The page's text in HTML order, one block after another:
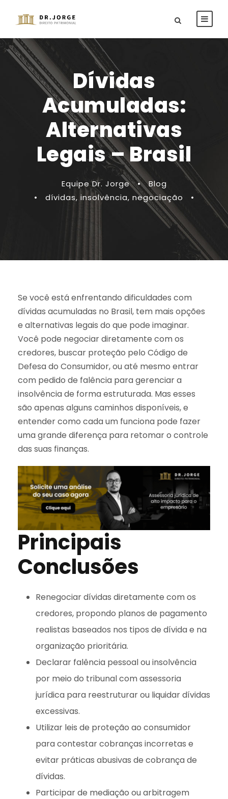
Dívidas
Acumuladas:
Alternativas
Legais – Brasil
Equipe Dr. Jorge •
Blog
•
dívidas, insolvência, negociação •
Se você está enfrentando dificuldades com
dívidas acumuladas no Brasil, tem mais opções
e alternativas legais do que pode imaginar.
Você pode negociar diretamente com os
credores, buscar proteção pelo Código de
Defesa do Consumidor, ou até mesmo entrar
com pedido de falência para gerenciar a
insolvência de forma estruturada. Mas esses
são apenas alguns caminhos disponíveis, e
entender como cada um funciona pode fazer
uma grande diferença para retomar o controle
das suas finanças.
Principais
Conclusões
Renegociar dívidas diretamente com os
credores, propondo planos de pagamento
realistas baseados nos tipos de dívida e na
organização prioritária.
Declarar falência pessoal ou insolvência
por meio do tribunal com assessoria
jurídica para reestruturar ou liquidar dívidas
excessivas.
Utilizar leis de proteção ao consumidor
para contestar cobranças incorretas e
evitar práticas abusivas de cobrança de
dívidas.
Participar de mediação ou arbitragem